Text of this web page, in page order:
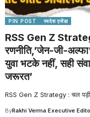
PIN POST स्वदेश एजेंडा
RSS Gen Z
रणनीति,’जेन-जी-
युवा भटके नहीं, सही
जरूरत’
RSS Gen Z Strategy : चल पड़ी
ByRakhi Verma Executive